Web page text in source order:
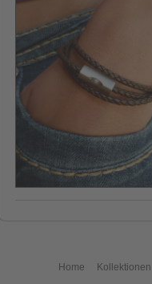
Home Kollektionen